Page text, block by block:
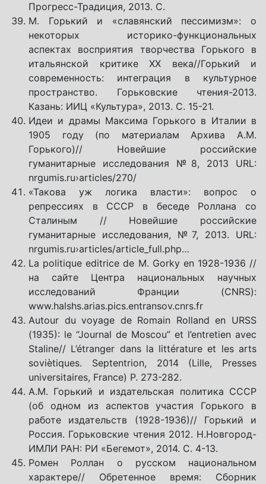
Прогресс-Традиция, 2013. С.
М. Горький и «славянский пессимизм»: о
некоторых историко-функциональных
аспектах восприятия творчества Горького в
итальянской критике ХХ века//Горький и
современность: интеграция в культурное
пространство. Горьковские чтения-2013.
Казань: ИИЦ «Культура», 2013. С. 15-21.
Идеи и драмы Максима Горького в Италии в
1905 году (по материалам Архива А.М.
Горького)// Новейшие российские
гуманитарные исследования №8, 2013 URL:
nrgumis.ru›articles/270/
«Такова уж логика власти»: вопрос о
репрессиях в СССР в беседе Роллана со
Сталиным // Новейшие российские
гуманитарные исследования, №7, 2013. URL:
nrgumis.ru›articles/article_full.php…
La politique editrice de M. Gorky en 1928-1936 //
на сайте Центра национальных научных
исследований Франции (CNRS):
www.halshs.arias.pics.entransov.cnrs.fr
Autour du voyage de Romain Rolland en URSS
(1935): le “Journal de Moscou” et l’entretien avec
Staline// L’étranger dans la littérature et les arts
soviètiques. Septentrion, 2014 (Lille, Presses
universitaires, France) P. 273-282.
А.М. Горький и издательская политика СССР
(об одном из аспектов участия Горького в
работе издательств (1928-1936)// Горький и
Россия. Горьковские чтения 2012. Н.Новгород-
ИМЛИ РАН: РИ «Бегемот», 2014. С. 4-13.
Ромен Роллан о русском национальном
характере// Обретенное время: Сборник